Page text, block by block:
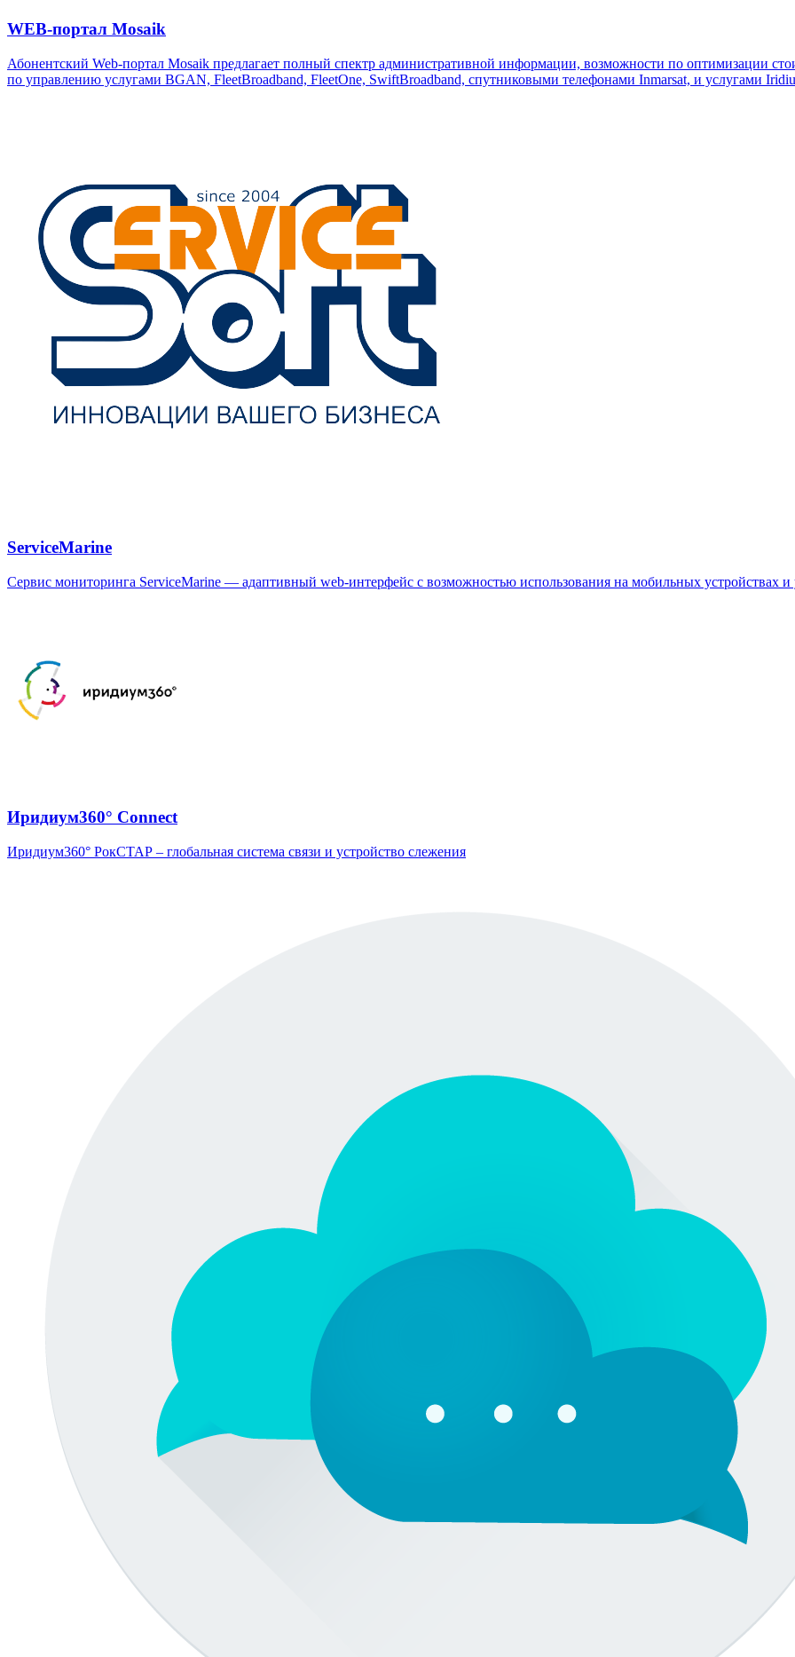
WEB-портал Mosaik
Абонентский Web-портал Mosaik предлагает полный спектр административной информации, возможности по оптимизации
по управлению услугами BGAN, FleetBroadband, FleetOne, SwiftBroadband, спутниковыми телефонами Inmarsat, и услугами
ServiceMarine
Сервис мониторинга ServiceMarine — адаптивный web-интерфейс с возможностью использования на мобильных устройствах
Иридиум360° Connect
Иридиум360° РокСТАР – глобальная система связи и устройство слежения